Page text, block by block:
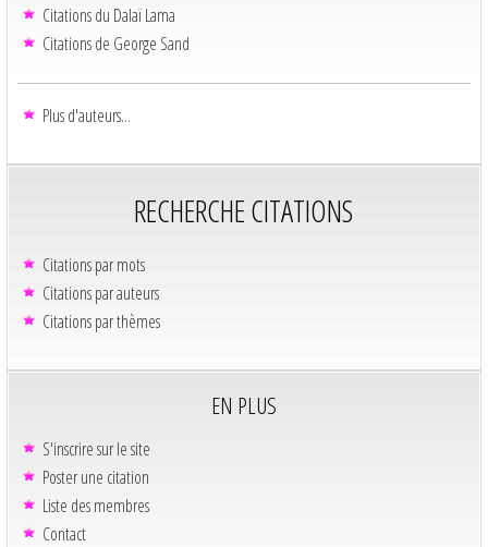
Citations du Dalaï Lama
Citations de George Sand
Plus d'auteurs...
RECHERCHE CITATIONS
Citations par mots
Citations par auteurs
Citations par thèmes
EN PLUS
S'inscrire sur le site
Poster une citation
Liste des membres
Contact